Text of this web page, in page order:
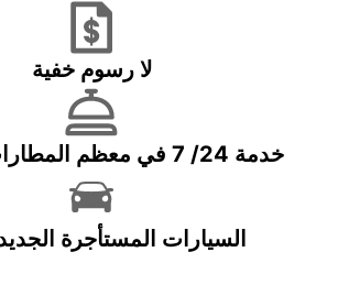
لا رسوم خفية
خدمة 24/ 7 في معظم المطارات الرئيسية
السيارات المستأجرة